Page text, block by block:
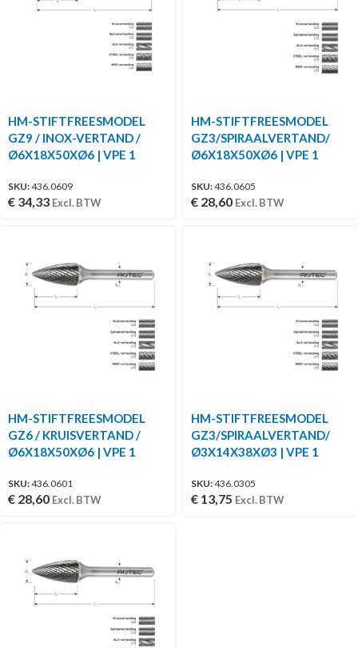
HM-STIFTFREESMODEL
GZ9 / INOX-VERTAND /
Ø6X18X50XØ6 | VPE 1
SKU:436.0609
€ 34,33 Excl. BTW
HM-STIFTFREESMODEL
GZ3/SPIRAALVERTAND/
Ø6X18X50XØ6 | VPE 1
SKU:436.0605
€ 28,60 Excl. BTW
HM-STIFTFREESMODEL
GZ6 / KRUISVERTAND /
Ø6X18X50XØ6 | VPE 1
SKU:436.0601
€ 28,60 Excl. BTW
HM-STIFTFREESMODEL
GZ3/SPIRAALVERTAND/
Ø3X14X38XØ3 | VPE 1
SKU:436.0305
€ 13,75 Excl. BTW